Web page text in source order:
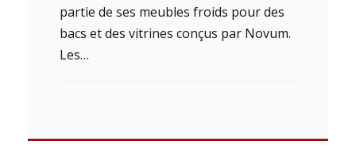
partie de ses meubles froids pour des
bacs et des vitrines conçus par Novum.
Les…